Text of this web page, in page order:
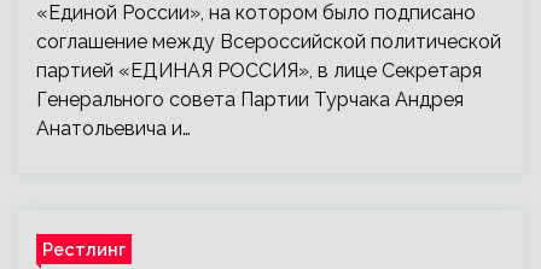
«Единой России», на котором было подписано
соглашение между Всероссийской политической
партией «ЕДИНАЯ РОССИЯ», в лице Секретаря
Генерального совета Партии Турчака Андрея
Анатольевича и…
Рестлинг